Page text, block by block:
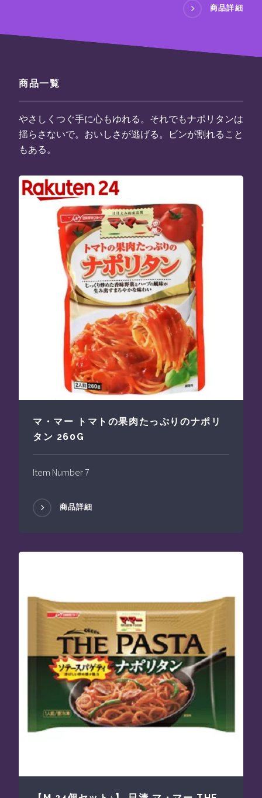
商品詳細
商品一覧
やさしくつぐ手に心もゆれる。それでもナポリタンは
揺らさないで。おいしさが逃げる。ビンが割れること
もある。
マ・マー トマトの果肉たっぷりのナポリ
タン 260G
Item Number 7
商品詳細